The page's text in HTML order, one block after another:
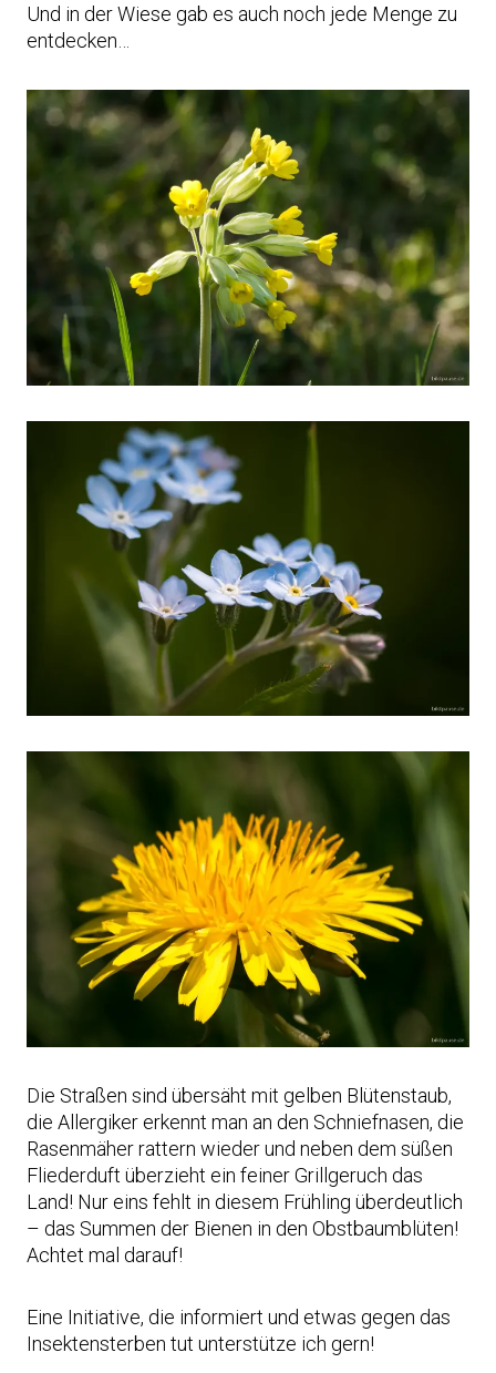
Und in der Wiese gab es auch noch jede Menge zu
entdecken…
Die Straßen sind übersäht mit gelben Blütenstaub,
die Allergiker erkennt man an den Schniefnasen, die
Rasenmäher rattern wieder und neben dem süßen
Fliederduft überzieht ein feiner Grillgeruch das
Land! Nur eins fehlt in diesem Frühling überdeutlich
– das Summen der Bienen in den Obstbaumblüten!
Achtet mal darauf!
Eine Initiative, die informiert und etwas gegen das
Insektensterben tut unterstütze ich gern!